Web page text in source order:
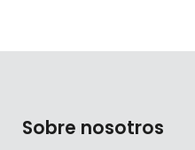
Sobre nosotros